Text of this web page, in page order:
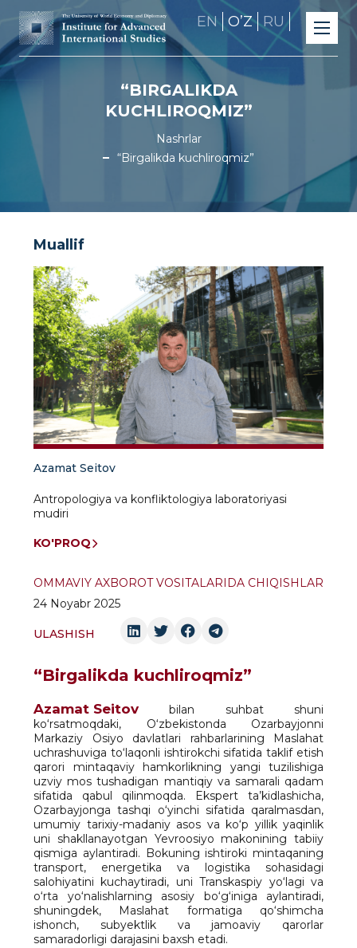
EN OʼZ RU
“BIRGALIKDA
KUCHLIROQMIZ”
Nashrlar
“Birgalikda kuchliroqmiz”
Muallif
Azamat Seitov
Antropologiya va konfliktologiya laboratoriyasi
mudiri
KO'PROQ
OMMAVIY AXBOROT VOSITALARIDA CHIQISHLAR
24 Noyabr 2025
ULASHISH
“Birgalikda kuchliroqmiz”
Azamat Seitov bilan suhbat shuni
ko‘rsatmoqdaki, O‘zbekistonda Ozarbayjonni
Markaziy Osiyo davlatlari rahbarlarining Maslahat
uchrashuviga to‘laqonli ishtirokchi sifatida taklif etish
qarori mintaqaviy hamkorlikning yangi tuzilishiga
uzviy mos tushadigan mantiqiy va samarali qadam
sifatida qabul qilinmoqda. Ekspert ta’kidlashicha,
Ozarbayjonga tashqi o‘yinchi sifatida qaralmasdan,
umumiy tarixiy-madaniy asos va ko‘p yillik yaqinlik
uni shakllanayotgan Yevroosiyo makonining tabiiy
qismiga aylantiradi. Bokuning ishtiroki mintaqaning
transport, energetika va logistika sohasidagi
salohiyatini kuchaytiradi, uni Transkaspiy yo‘lagi va
o‘rta yo‘nalishlarning asosiy bo‘g‘iniga aylantiradi,
shuningdek, Maslahat formatiga qo‘shimcha
ishonch, subyektlik va jamoaviy qarorlar
samaradorligi darajasini baxsh etadi.